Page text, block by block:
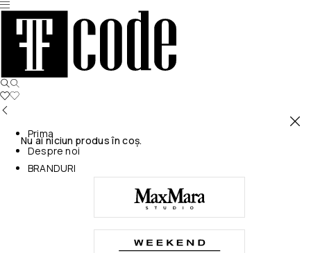
Nu ai niciun produs în coș.
Prima
Despre noi
BRANDURI